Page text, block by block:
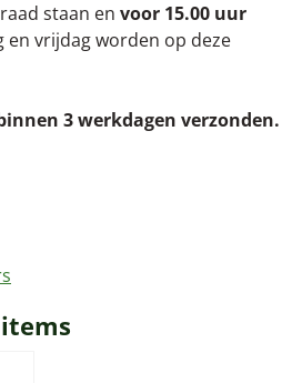
staan en voor 15.00 uur
en vrijdag worden op deze
3 werkdagen verzonden.